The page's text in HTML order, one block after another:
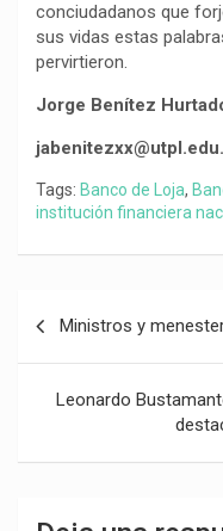
conciudadanos que
sus vidas estas
pervirtieron.
Jorge Benítez
Tags: Banco de Loja,
institución financiera
entradas
Ministros y
Leonardo